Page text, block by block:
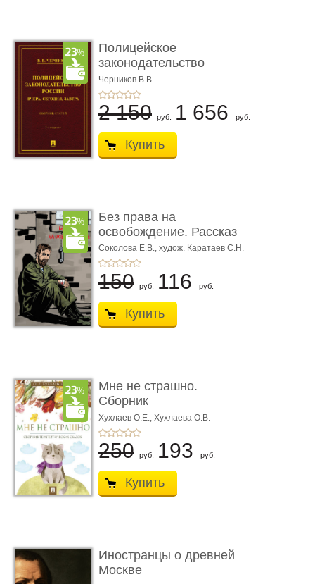
Полицейское
законодательство
России: вчера, с� ...
Черников В.В.
2 150 руб. 1 656 руб.
Купить
Без права на
освобождение. Рассказ
Соколова Е.В., худож. Каратаев С.Н.
150 руб. 116 руб.
Купить
Мне не страшно.
Сборник
терапевтических
сказо� ...
Хухлаев О.Е., Хухлаева О.В.
250 руб. 193 руб.
Купить
Иностранцы о древней
Москве